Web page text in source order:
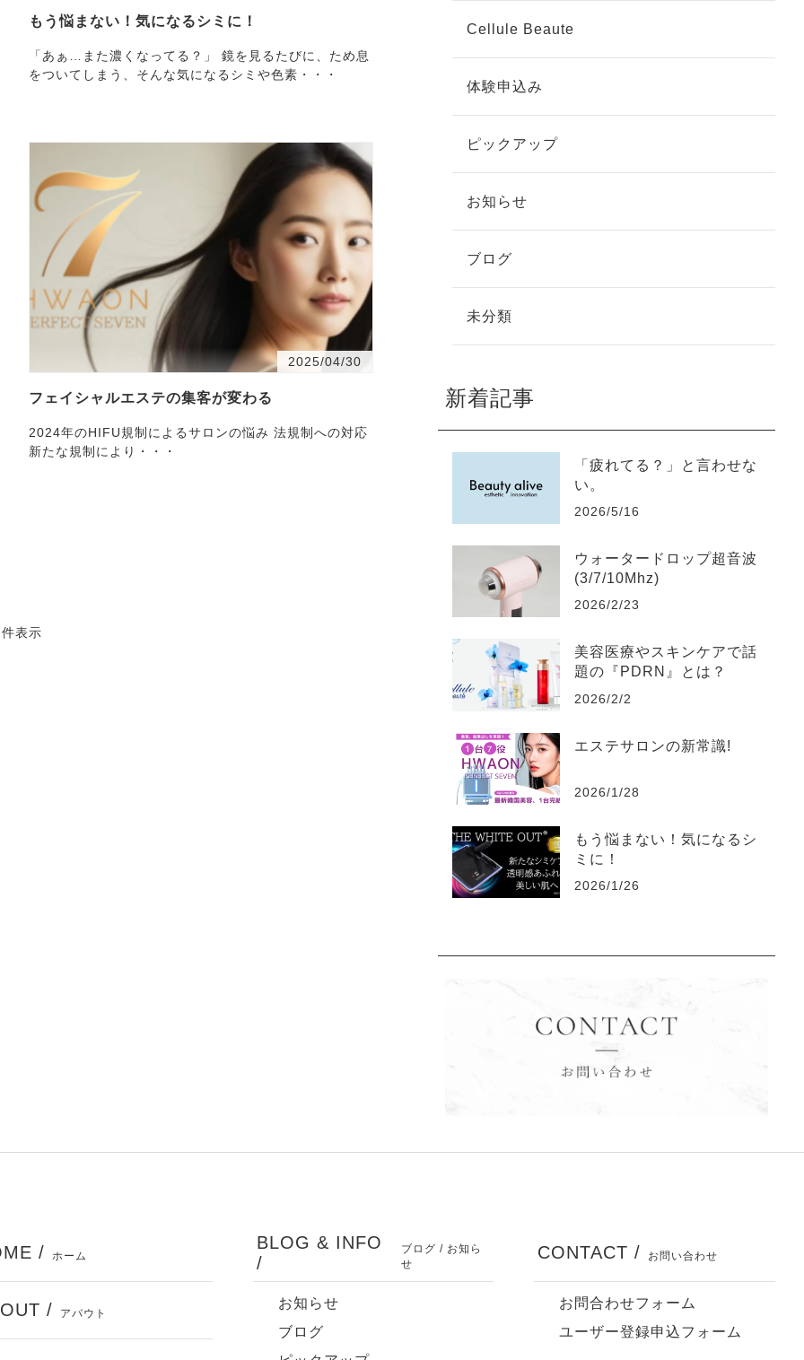
もう悩まない！気になるシミに！
「あぁ…また濃くなってる？」 鏡を見るたびに、ため息
をついてしまう、そんな気になるシミや色素・・・
2025/04/30
フェイシャルエステの集客が変わる
2024年のHIFU規制によるサロンの悩み 法規制への対応
新たな規制により・・・
表示
Cellule Beaute
体験申込み
ピックアップ
お知らせ
ブログ
未分類
新着記事
「疲れてる？」と言わせな
い。
2026/5/16
ウォータードロップ超音波
(3/7/10Mhz)
2026/2/23
美容医療やスキンケアで話
題の『PDRN』とは？
2026/2/2
エステサロンの新常識!
2026/1/28
もう悩まない！気になるシ
ミに！
2026/1/26
/ ホーム
/ アバウト
BLOG & INFO
/
ブログ / お知ら
せ
お知らせ
ブログ
CONTACT / お問い合わせ
お問合わせフォーム
ユーザー登録申込フォーム